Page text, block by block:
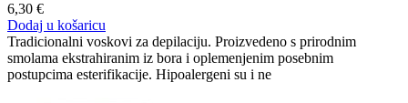
6,30 €
Dodaj u košaricu
Tradicionalni voskovi za depilaciju. Proizvedeno s prirodnim
smolama ekstrahiranim iz bora i oplemenjenim posebnim
postupcima esterifikacije. Hipoalergeni su i ne